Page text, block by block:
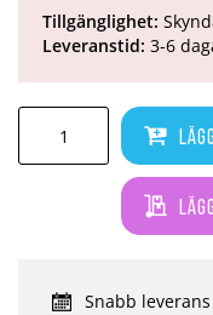
Tillgänglighet:
Leveranstid: 3-6
Snabb leverans